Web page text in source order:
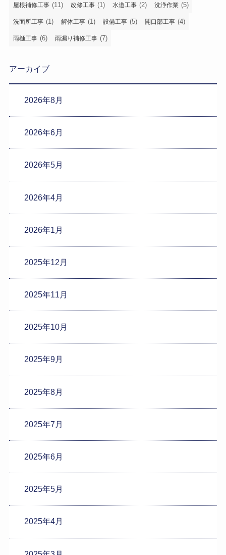
屋根補修工事 (11) 改修工事 (1) 水道工事 (2) 洗浄作業 (5)
洗面所工事 (1) 解体工事 (1) 設備工事 (5) 開口部工事 (4)
雨樋工事 (6) 雨漏り補修工事 (7)
アーカイブ
2026年8月
2026年6月
2026年5月
2026年4月
2026年1月
2025年12月
2025年11月
2025年10月
2025年9月
2025年8月
2025年7月
2025年6月
2025年5月
2025年4月